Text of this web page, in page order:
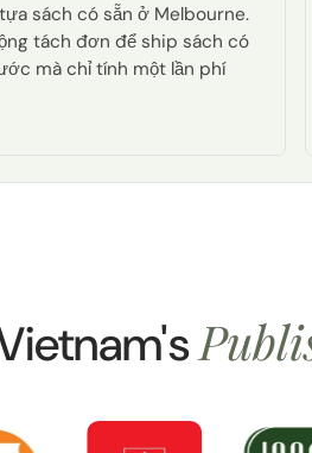
sách có sẵn ở Melbourne.
tách đơn để ship sách có
mà chỉ tính một lần phí